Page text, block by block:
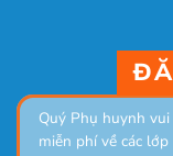
Quý Phụ huynh
miễn phí về các